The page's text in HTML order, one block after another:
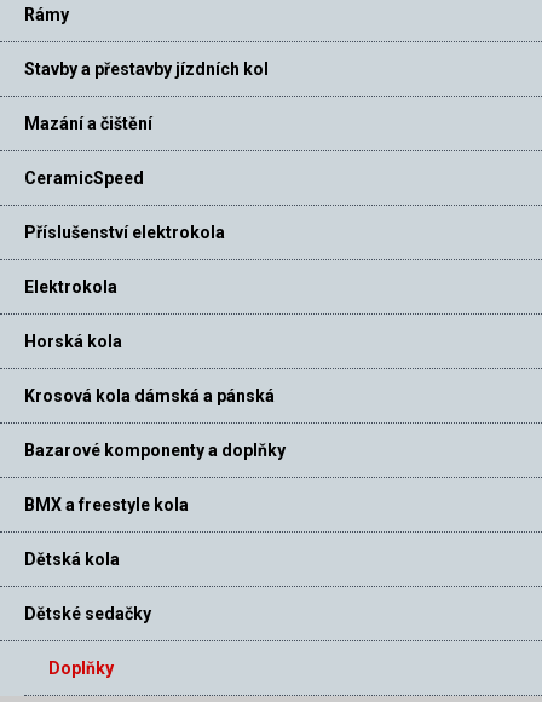
Rámy
Stavby a přestavby jízdních kol
Mazání a čištění
CeramicSpeed
Příslušenství elektrokola
Elektrokola
Horská kola
Krosová kola dámská a pánská
Bazarové komponenty a doplňky
BMX a freestyle kola
Dětská kola
Dětské sedačky
Doplňky